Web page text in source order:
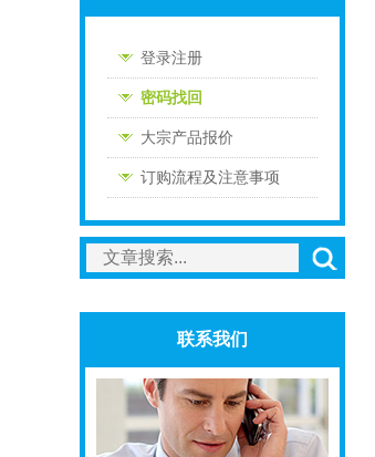
登录注册
密码找回
大宗产品报价
订购流程及注意事项
联系我们